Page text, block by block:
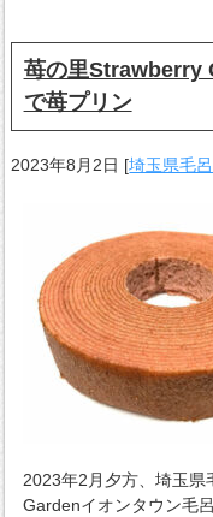
苺の里Strawberry
で苺プリン
2023年8月2日 [埼玉県毛
2023年2月夕方、埼玉
Gardenイオンタウン毛